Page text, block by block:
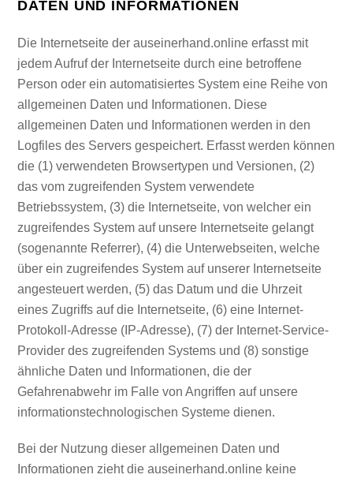
DATEN UND INFORMATIONEN
Die Internetseite der auseinerhand.online erfasst mit
jedem Aufruf der Internetseite durch eine betroffene
Person oder ein automatisiertes System eine Reihe von
allgemeinen Daten und Informationen. Diese
allgemeinen Daten und Informationen werden in den
Logfiles des Servers gespeichert. Erfasst werden können
die (1) verwendeten Browsertypen und Versionen, (2)
das vom zugreifenden System verwendete
Betriebssystem, (3) die Internetseite, von welcher ein
zugreifendes System auf unsere Internetseite gelangt
(sogenannte Referrer), (4) die Unterwebseiten, welche
über ein zugreifendes System auf unserer Internetseite
angesteuert werden, (5) das Datum und die Uhrzeit
eines Zugriffs auf die Internetseite, (6) eine Internet-
Protokoll-Adresse (IP-Adresse), (7) der Internet-Service-
Provider des zugreifenden Systems und (8) sonstige
ähnliche Daten und Informationen, die der
Gefahrenabwehr im Falle von Angriffen auf unsere
informationstechnologischen Systeme dienen.
Bei der Nutzung dieser allgemeinen Daten und
Informationen zieht die auseinerhand.online keine